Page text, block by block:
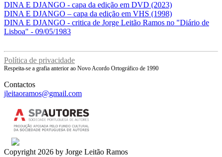
DINA E DJANGO - capa da edição em DVD (2023)
DINA E DJANGO – capa da edição em VHS (1998)
DINA E DJANGO - critica de Jorge Leitão Ramos no "Diário de
Lisboa" - 09/05/1983
Política de privacidade
Respeita-se a grafia anterior ao Novo Acordo Ortográfico de 1990
Contactos
jleitaoramos@gmail.com
Copyright 2026 by Jorge Leitão Ramos